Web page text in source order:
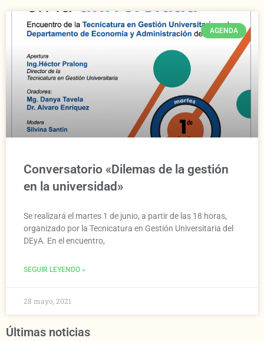
AGENDA
Conversatorio «Dilemas de la gestión
en la universidad»
Se realizará el martes 1 de junio, a partir de las 18 horas,
organizado por la Tecnicatura en Gestión Universitaria del
DEyA. En el encuentro,
SEGUIR LEYENDO »
28 mayo, 2021
Últimas noticias